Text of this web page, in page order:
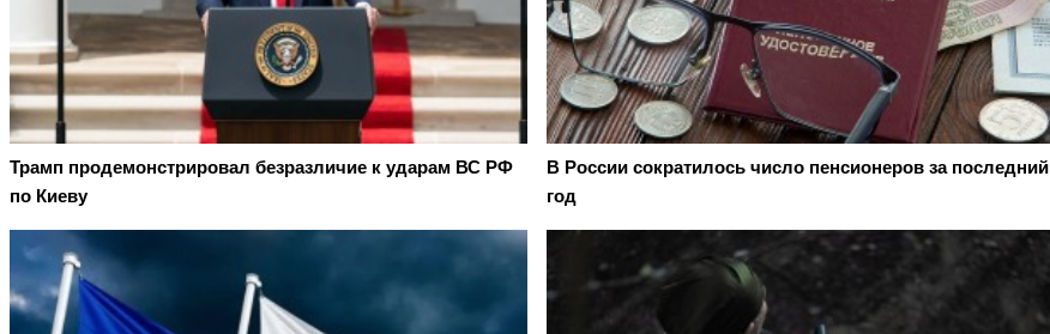
Трамп продемонстрировал безразличие к ударам ВС РФ
по Киеву
В России сократилось число пенсионеров за последний
год